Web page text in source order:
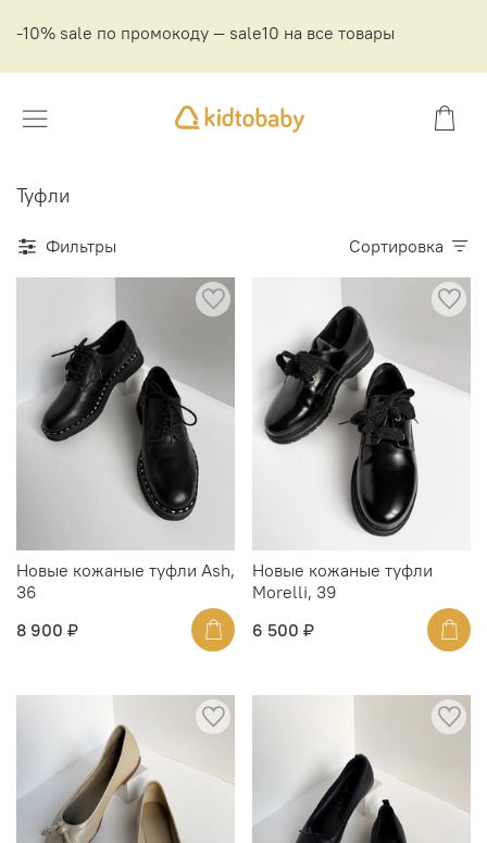
-10% sale по промокоду — sale10 на все товары
Туфли
Фильтры Сортировка
Новые кожаные туфли Ash,
36
8 900 ₽
Новые кожаные туфли
Morelli, 39
6 500 ₽